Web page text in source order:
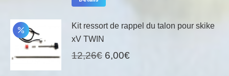
était :
13,95€.11,00€.
Kit ressort de rappel du talon pour skike
xV TWIN
12,26€ Le
6,00€